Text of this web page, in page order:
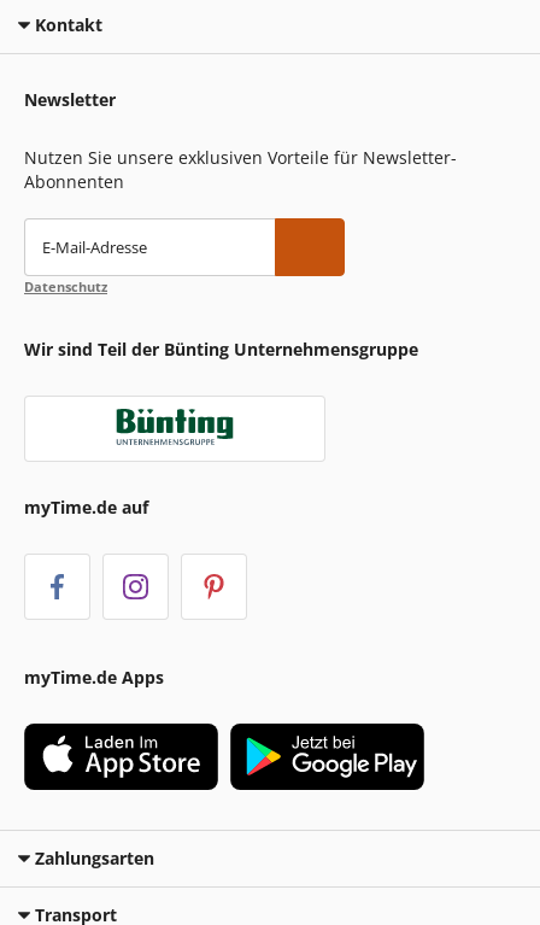
Kontakt
Newsletter
Nutzen Sie unsere exklusiven Vorteile für Newsletter-
Abonnenten
E-Mail-Adresse
Datenschutz
Wir sind Teil der Bünting Unternehmensgruppe
myTime.de auf
myTime.de Apps
Zahlungsarten
Transport